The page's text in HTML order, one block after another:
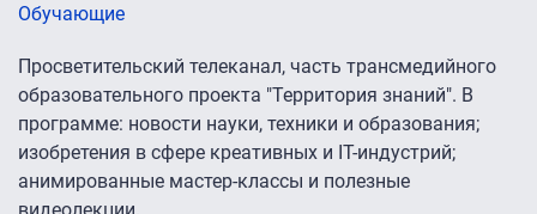
Обучающие
Просветительский телеканал, часть трансмедийного
образовательного проекта "Территория знаний". В
программе: новости науки, техники и образования;
изобретения в сфере креативных и IT-индустрий;
анимированные мастер-классы и полезные